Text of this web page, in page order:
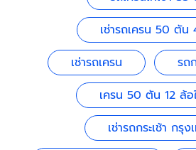
เช่ารถเครน 50 ตัน
เช่ารถเครน
รถ
เครน 50 ตัน 12 ล้อ
เช่ารถกระเช้า กรุง